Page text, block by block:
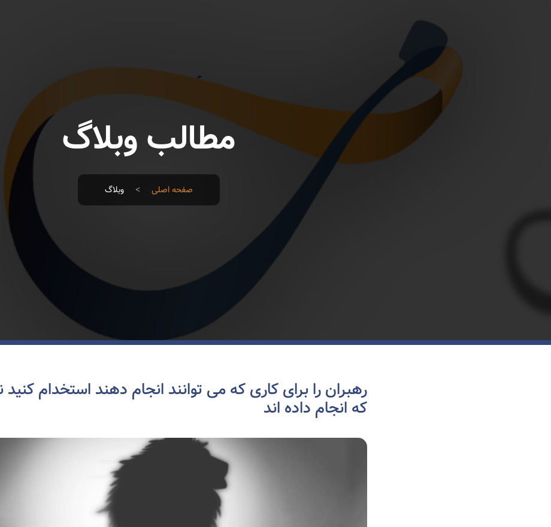
مطالب وبلاگ
صفحه اصلی > وبلاگ
رهبران را برای کاری که می توانند انجام دهند استخدام کنید
که انجام داده اند